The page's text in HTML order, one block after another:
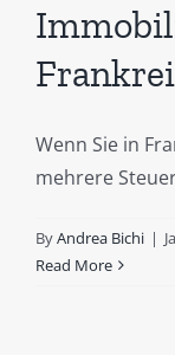
Wenn Sie in
mehrere
ByAndrea Bichi |
Read More